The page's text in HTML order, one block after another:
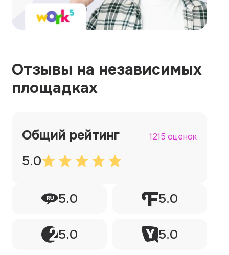
Отзывы на независимых
площадках
Общий рейтинг 1215 оценок
5.0
5.0 5.0
5.0 5.0